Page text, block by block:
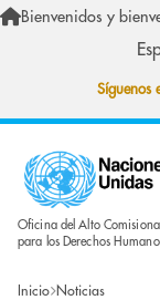
Skip to main content
Bienvenidos y
Síguenos
Oficina del Alto
para los Derechos
Inicio Noticias